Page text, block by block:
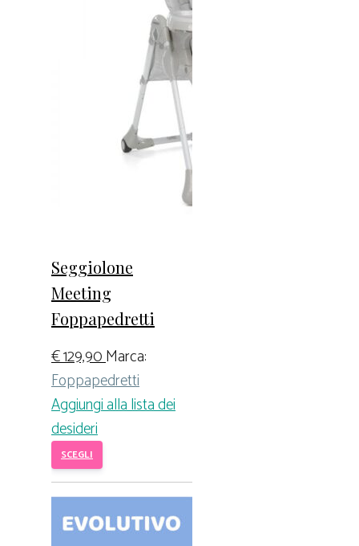
Seggiolone
Meeting
Foppapedretti
€129,90Marca:
Foppapedretti
Aggiungi alla lista dei
desideri
SCEGLI